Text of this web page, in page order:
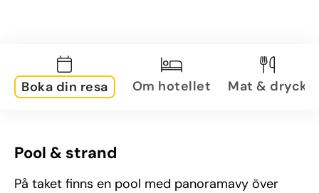
Boka din resa Om hotellet Mat & dryck
Pool & strand
På taket finns en pool med panoramavy över